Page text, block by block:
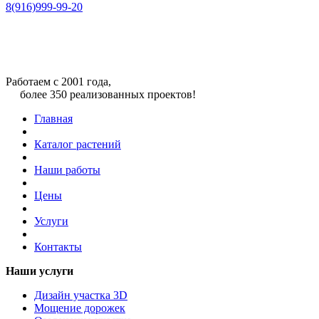
8(916)999-99-20
Работаем с 2001 года,
более 350 реализованных проектов!
Главная
Каталог растений
Наши работы
Цены
Услуги
Контакты
Наши услуги
Дизайн участка 3D
Мощение дорожек